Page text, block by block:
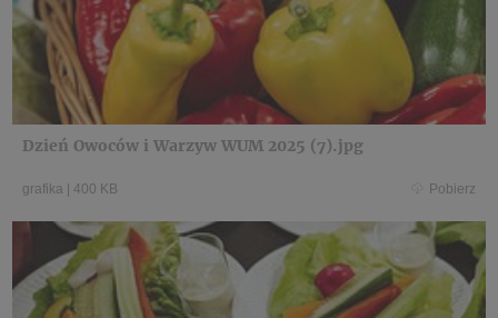
Dzień Owoców i Warzyw WUM 2025 (7).jpg
grafika | 400 KB Pobierz